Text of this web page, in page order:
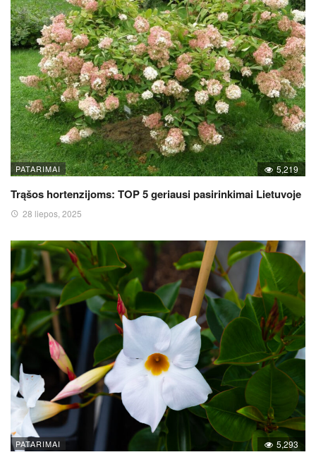
PATARIMAI 5,219
Trąšos hortenzijoms: TOP 5 geriausi pasirinkimai Lietuvoje
28 liepos, 2025
PATARIMAI 5,293